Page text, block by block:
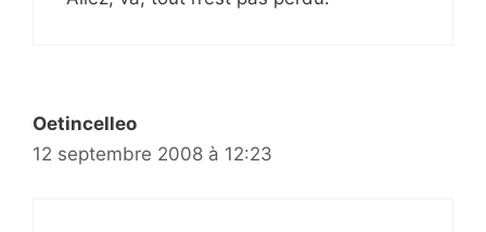
Oetincelleo
12 septembre 2008 à 12:23